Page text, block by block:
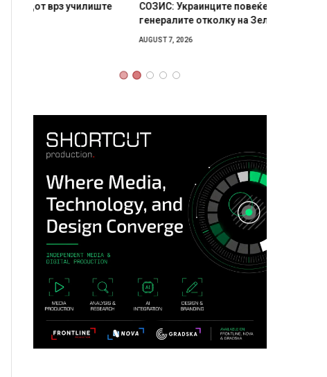
СОЗИС: Украинците повеќе им веруваат на
генералите отколку на Зеленски